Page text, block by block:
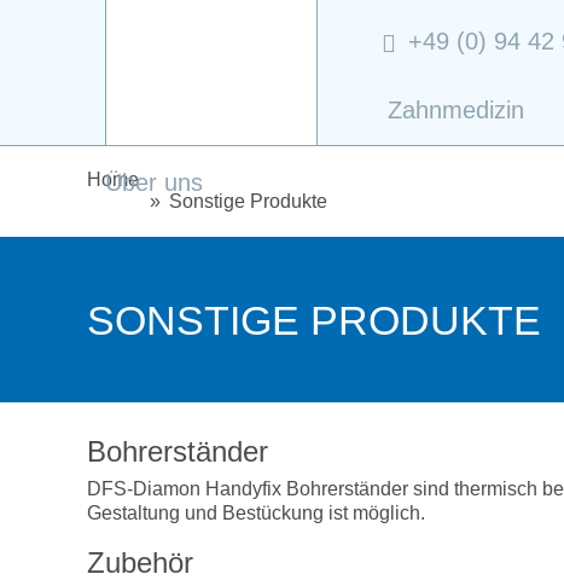
+49 (0) 94 42
Zahnmedizin
Über uns
Home
Sonstige Produkte
SONSTIGE PRODUKTE
Bohrerständer
DFS-Diamon Handyfix Bohrerständer sind thermisch
Gestaltung und Bestückung ist möglich.
Zubehör